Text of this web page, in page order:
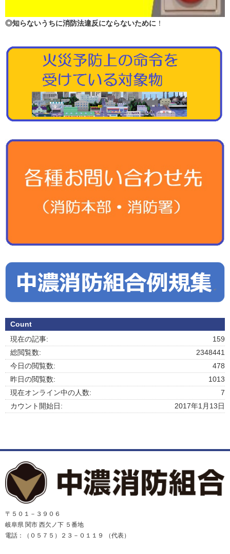
◎知らないうちに消防法違反にならないために ！
Count
159
現在の記事:
2348441
総閲覧数:
478
今日の閲覧数:
1013
昨日の閲覧数:
7
現在オンライン中の人数:
2017年1月13日
カウント開始日:
〒５０１－３９０６
岐阜県 関市 西欠ノ下 ５番地
電話：（０５７５）２３－０１１９ （代表）